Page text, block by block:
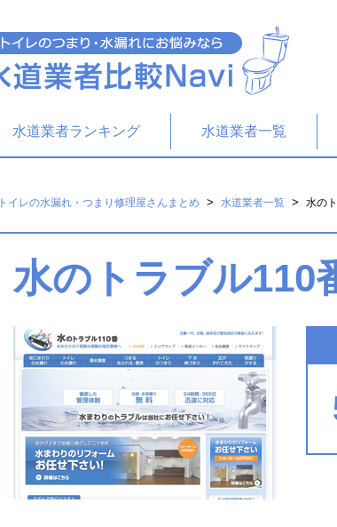
水道業者ランキング 水道業者一覧
トイレの水漏れ・つまり修理屋さんまとめ > 水道業者一覧 > 水の
水のトラブル110